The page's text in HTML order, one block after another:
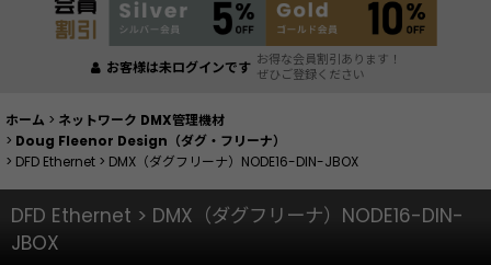
お客様は未ログインです お得な会員割引あります！
ぜひご登録ください
ホーム > ネットワーク DMX管理機材
> Doug Fleenor Design（ダグ・フリーナ）
> DFD Ethernet > DMX（ダグフリーナ）NODE16-DIN-JBOX
DFD Ethernet > DMX（ダグフリーナ）NODE16-DIN-
JBOX